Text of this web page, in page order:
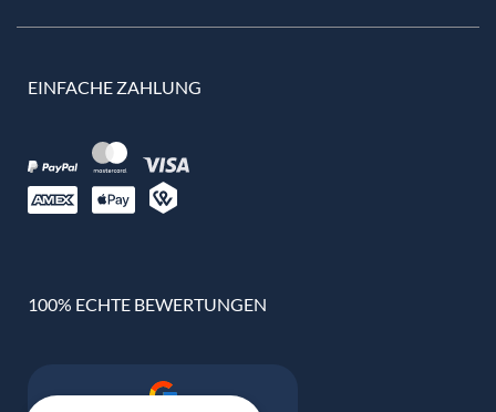
EINFACHE ZAHLUNG
100% ECHTE BEWERTUNGEN